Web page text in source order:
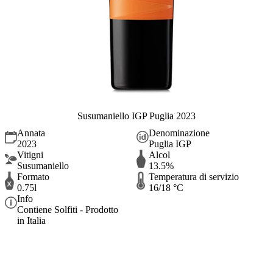
Susumaniello IGP Puglia 2023
Annata
2023
Denominazione
Puglia IGP
Vitigni
Susumaniello
Alcol
13.5%
Formato
0.75l
Temperatura di servizio
16/18 °C
Info
Contiene Solfiti - Prodotto
in Italia